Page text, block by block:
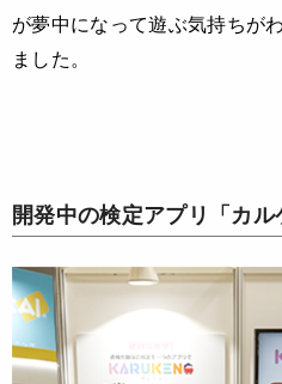
が夢中になって遊ぶ気持ちが
ました。
開発中の検定アプリ「カ